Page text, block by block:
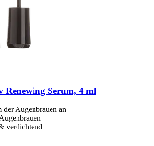
Renewing Serum, 4 ml
der Augenbrauen an
verdichtend